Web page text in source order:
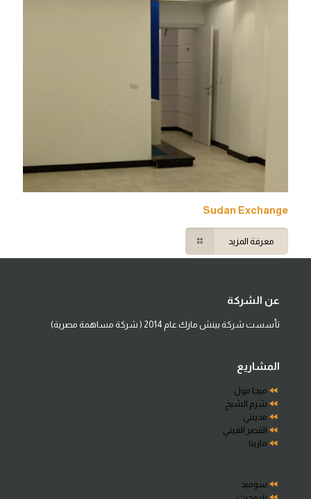
Sudan Exchange
معرفة المزيد
عن الشركة
تأسست شركة بينش مارك عام 2014 ( شركة مساهمة مصرية)
المشاريع
ميجا مول
شرم الشيخ
مدينتي
القصر العيني
مارينا
سوميد